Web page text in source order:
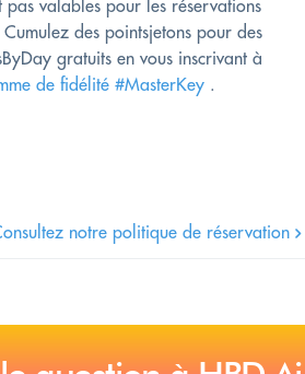
pas valables pour les réservations
des pointsjetons pour des
gratuits en vous inscrivant à
de fidélité #MasterKey .
notre politique de réservation